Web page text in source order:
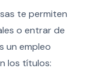
te permiten
o entrar de
un empleo
los títulos: